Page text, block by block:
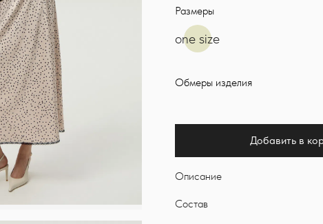
Размеры
one size
Обмеры изделия
Добавить в
Описание
Состав